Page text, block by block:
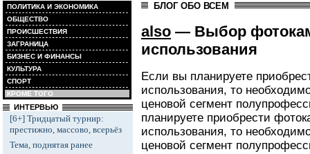
ПОЛИТИКА И ЭКОНОМИКА
ОБЩЕСТВО
ПРОИСШЕСТВИЯ
ЗАГРАНИЦА
БИЗНЕС И ФИНАНСЫ
КУЛЬТУРА
СПОРТ
КРОМЕ ТОГО
ИНТЕРВЬЮ
[6+] Тридцатый турнир:
престижно, массово, всерьёз
Тема, поднятая ранее
БЛОГ ОБО ВСЕМ
also — Выбор
использования
Если вы планируете
использования, то
ценовой сегмент
планируете приобрести
использования, то
ценовой сегмент